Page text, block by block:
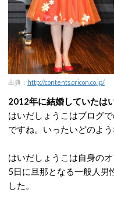
出典： http://contents.oricon.co.jp/
2012年に結婚していたは
はいだしょうこはブログ
ですね。いったいどのよ
はいだしょうこは自身の
5日に旦那となる一般人男
した。